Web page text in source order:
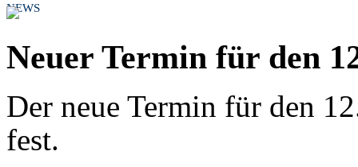
NEWS
Neuer Termin für den
Der neue Termin für den
fest.